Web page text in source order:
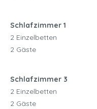
Schlafzimmer 1
2 Einzelbetten
2 Gäste
Schlafzimmer 3
2 Einzelbetten
2 Gäste